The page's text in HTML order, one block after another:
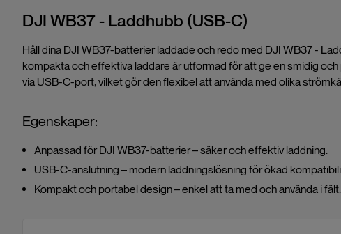
DJI WB37 - Laddhubb (USB-C)
Håll dina DJI WB37-batterier laddade och redo med DJI WB37 -
kompakta och effektiva laddare är utformad för att ge en smidig
via USB-C-port, vilket gör den flexibel att använda med olika
Egenskaper:
Anpassad för DJI WB37-batterier – säker och effektiv laddning.
USB-C-anslutning – modern laddningslösning för ökad
Kompakt och portabel design – enkel att ta med och använda i fält.